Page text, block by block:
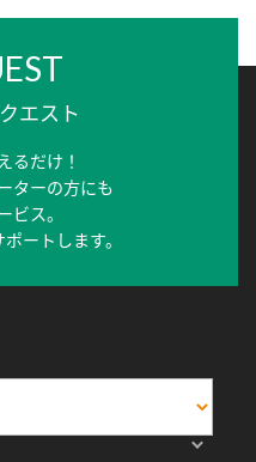
エスト
るだけ！
ターの方にも
ビス。
ートします。